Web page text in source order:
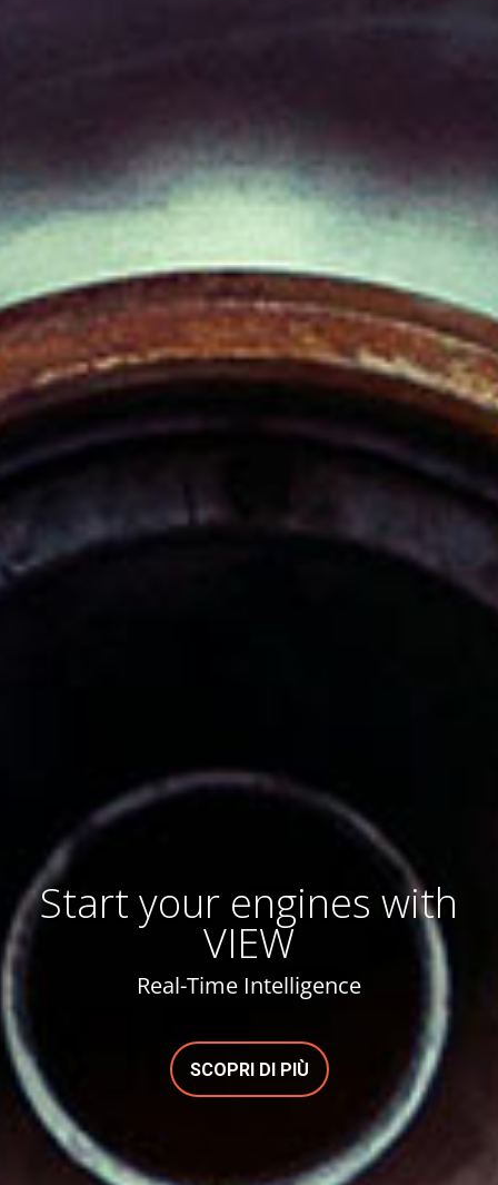
Start your engines with
VIEW
Real-Time Intelligence
SCOPRI DI PIÙ